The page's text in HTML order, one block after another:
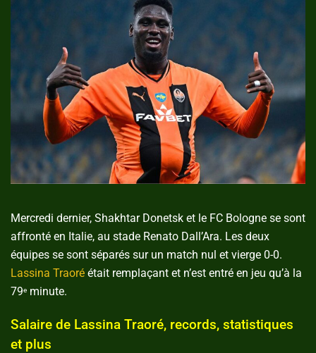
Mercredi dernier, Shakhtar Donetsk et le FC Bologne se sont
affronté en Italie, au stade Renato Dall’Ara. Les deux
équipes se sont séparés sur un match nul et vierge 0-0.
Lassina Traoré était remplaçant et n’est entré en jeu qu’à la
79e minute.
Salaire de Lassina Traoré, records, statistiques
et plus